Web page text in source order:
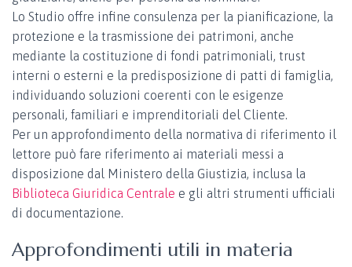
Lo Studio offre infine consulenza per la pianificazione, la
protezione e la trasmissione dei patrimoni, anche
mediante la costituzione di fondi patrimoniali, trust
interni o esterni e la predisposizione di patti di famiglia,
individuando soluzioni coerenti con le esigenze
personali, familiari e imprenditoriali del Cliente.
Per un approfondimento della normativa di riferimento il
lettore può fare riferimento ai materiali messi a
disposizione dal Ministero della Giustizia, inclusa la
Biblioteca Giuridica Centrale e gli altri strumenti ufficiali
di documentazione.
Approfondimenti utili in materia